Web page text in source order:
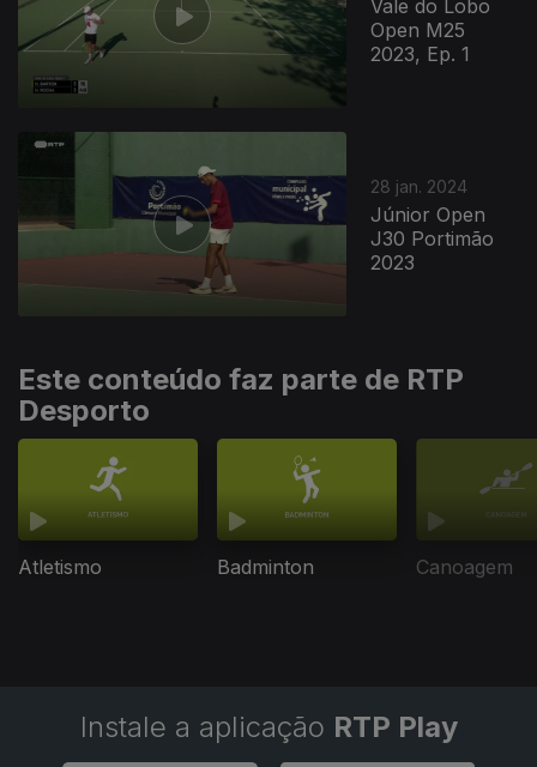
Vale do Lobo
Open M25
2023, Ep. 1
28 jan. 2024
Júnior Open
J30 Portimão
2023
Este conteúdo faz parte de RTP
Desporto
Atletismo Badminton Canoagem
Instale a aplicação RTP Play